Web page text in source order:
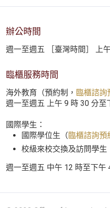
辦公時間
週一至週五 ［臺灣時間］ 上
臨櫃服務時間
海外教育（預約制， 臨櫃諮詢
週一至週五 上午 9 時 30 分至
國際學生：
國際學位生（臨櫃諮詢預
校級來校交換及訪問學生
週一至週五 中午 12 時至下午